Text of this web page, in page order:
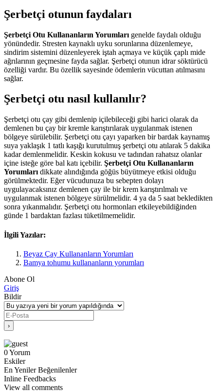
Şerbetçi otunun faydaları
Şerbetçi Otu Kullananların Yorumları genelde faydalı olduğu
yönündedir. Stresten kaynaklı uyku sorunlarına düzenlemeye,
sindirim sistemini düzenleyerek iştah açmaya ve küçük çaplı mide
ağrılarının geçmesine fayda sağlar. Şerbetçi otunun idrar söktürücü
özelliği vardır. Bu özellik sayesinde ödemlerin vücuttan atılmasını
sağlar.
Şerbetçi otu nasıl kullanılır?
Şerbetçi otu çay gibi demlenip içilebileceği gibi harici olarak da
demlenen bu çay bir kremle karıştırılarak uygulanmak istenen
bölgeye sürülebilir. Şerbetçi otu çayı yaparken bir bardak kaynamış
suya yaklaşık 1 tatlı kaşığı kurutulmuş şerbetçi otu atılarak 5 dakika
kadar demlenmelidir. Keskin kokusu ve tadından rahatsız olanlar
içine isteğe göre bal katı içebilir. Şerbetçi Otu Kullananların
Yorumları dikkate alındığında göğüs büyütmeye etkisi olduğu
görülmektedir. Eğer vücudunuza bu sebepten dolayı
uygulayacaksınız demlenen çay ile bir krem karıştırılmalı ve
uygulanmak istenen bölgeye sürülmelidir. 4 ya da 5 saat bekledikten
sonra yıkanmalıdır. Şerbetçi otu hormonları etkileyebildiğinden
günde 1 bardaktan fazlası tüketilmemelidir.
İlgili Yazılar:
Beyaz Çay Kullananların Yorumları
Bamya tohumu kullananların yorumları
Abone Ol
Giriş
Bildir
0Yorum
Eskiler
En Yeniler Beğenilenler
Inline Feedbacks
View all comments